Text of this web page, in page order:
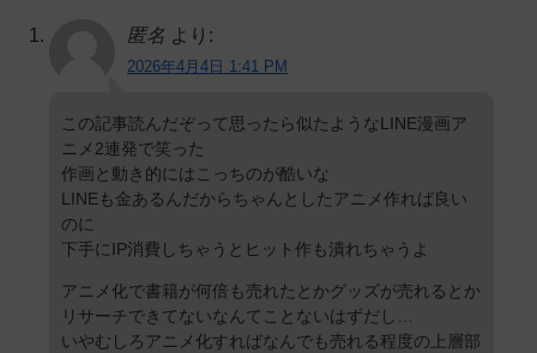
匿名 より:
2026年4月4日 1:41 PM
この記事読んだぞって思ったら似たようなLINE漫画ア
ニメ2連発で笑った
作画と動き的にはこっちのが酷いな
LINEも金あるんだからちゃんとしたアニメ作れば良い
のに
下手にIP消費しちゃうとヒット作も潰れちゃうよ
アニメ化で書籍が何倍も売れたとかグッズが売れるとか
リサーチできてないなんてことないはずだし…
いやむしろアニメ化すればなんでも売れる程度の上層部